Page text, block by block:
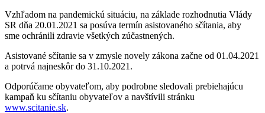
Vzhľadom na pandemickú situáciu, na základe rozhodnutia Vlády
SR dňa 20.01.2021 sa posúva termín asistovaného sčítania, aby
sme ochránili zdravie všetkých zúčastnených.
Asistované sčítanie sa v zmysle novely zákona začne od 01.04.2021
a potrvá najneskôr do 31.10.2021.
Odporúčame obyvateľom, aby podrobne sledovali prebiehajúcu
kampaň ku sčítaniu obyvateľov a navštívili stránku
www.scitanie.sk.